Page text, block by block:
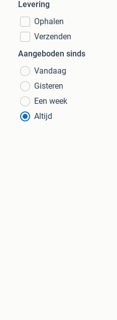
Levering
Ophalen
Verzenden
Aangeboden sinds
Vandaag
Gisteren
Een week
Altijd